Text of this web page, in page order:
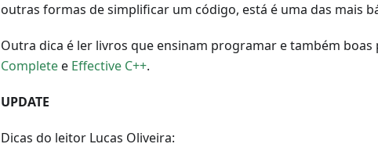
outras formas de simplificar um código, está é uma das mais
Outra dica é ler livros que ensinam programar e também boas
Completee Effective C++.
UPDATE
Dicas do leitor Lucas Oliveira: